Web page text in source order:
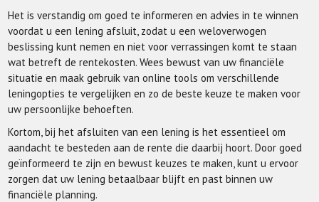
Het is verstandig om goed te informeren en advies in te winnen
voordat u een lening afsluit, zodat u een weloverwogen
beslissing kunt nemen en niet voor verrassingen komt te staan
wat betreft de rentekosten. Wees bewust van uw financiële
situatie en maak gebruik van online tools om verschillende
leningopties te vergelijken en zo de beste keuze te maken voor
uw persoonlijke behoeften.
Kortom, bij het afsluiten van een lening is het essentieel om
aandacht te besteden aan de rente die daarbij hoort. Door goed
geïnformeerd te zijn en bewust keuzes te maken, kunt u ervoor
zorgen dat uw lening betaalbaar blijft en past binnen uw
financiële planning.